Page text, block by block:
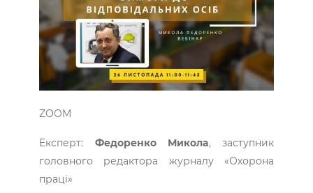
ZOOM
Експерт: Федоренко Микола, заступник
головного редактора журналу «Охорона
праці»